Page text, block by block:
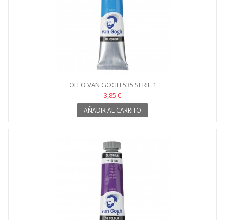
OLEO VAN GOGH 535 SERIE 1
3,85 €
AÑADIR AL CARRITO